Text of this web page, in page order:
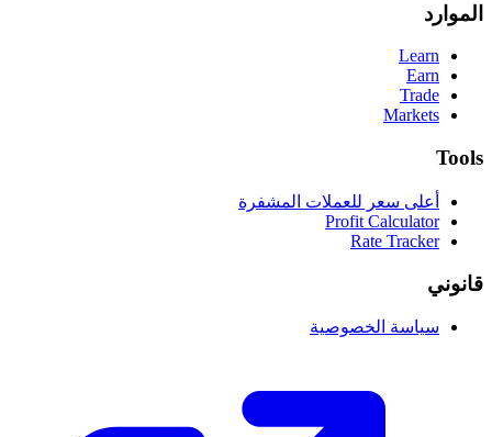
الموارد
Learn
Earn
Trade
Markets
Tools
أعلى سعر للعملات المشفرة
Profit Calculator
Rate Tracker
قانوني
سياسة الخصوصية